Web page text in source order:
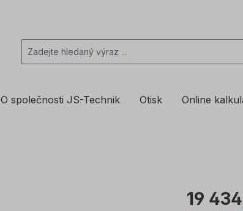
O společnosti JS-Technik Otisk Online
19